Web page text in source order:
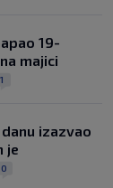
19-
majici
1
izazvao
je
0